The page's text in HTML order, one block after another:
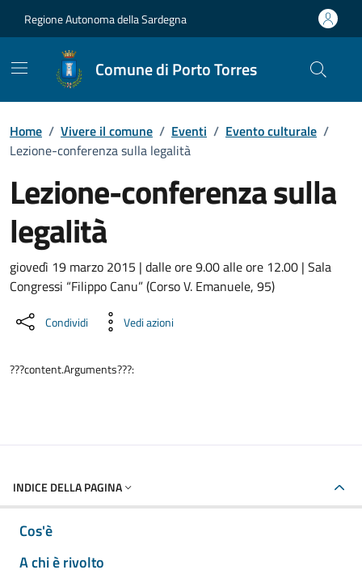
Regione Autonoma della Sardegna
Comune di Porto Torres
Home / Vivere il comune / Eventi / Evento culturale /
Lezione-conferenza sulla legalità
Lezione-conferenza sulla
legalità
Dettaglio dell'evento
giovedì 19 marzo 2015 | dalle ore 9.00 alle ore 12.00 | Sala
Congressi “Filippo Canu” (Corso V. Emanuele, 95)
Condividi Vedi azioni
???content.Arguments???:
INDICE DELLA PAGINA
Cos'è
A chi è rivolto